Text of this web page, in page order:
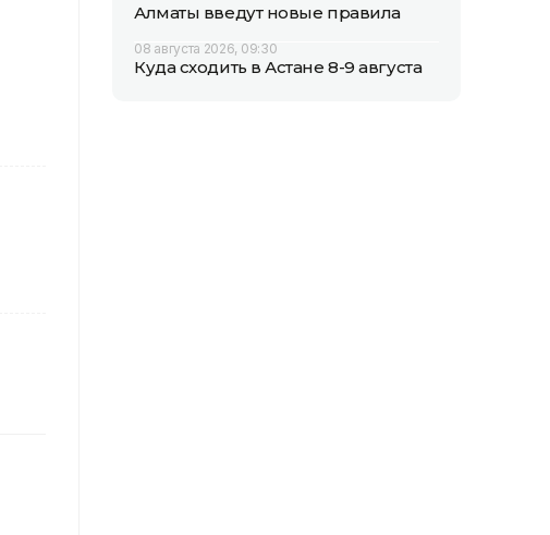
Алматы введут новые правила
08 августа 2026, 09:30
Куда сходить в Астане 8-9 августа